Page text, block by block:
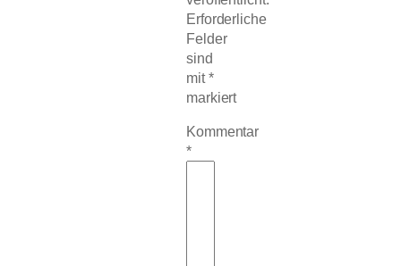
Erforderliche
Felder
sind
mit*
markiert
Kommentar
*